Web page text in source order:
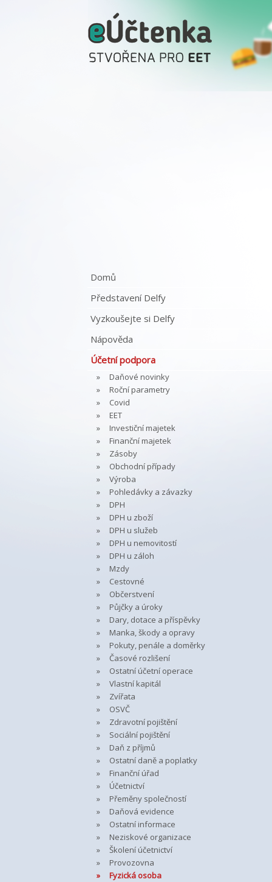
Domů
Představení Delfy
Vyzkoušejte si Delfy
Nápověda
Účetní podpora
Daňové novinky
Roční parametry
Covid
EET
Investiční majetek
Finanční majetek
Zásoby
Obchodní případy
Výroba
Pohledávky a závazky
DPH
DPH u zboží
DPH u služeb
DPH u nemovitostí
DPH u záloh
Mzdy
Cestovné
Občerstvení
Půjčky a úroky
Dary, dotace a příspěvky
Manka, škody a opravy
Pokuty, penále a doměrky
Časové rozlišení
Ostatní účetní operace
Vlastní kapitál
Zvířata
OSVČ
Zdravotní pojištění
Sociální pojištění
Daň z příjmů
Ostatní daně a poplatky
Finanční úřad
Účetnictví
Přeměny společností
Daňová evidence
Ostatní informace
Neziskové organizace
Školení účetnictví
Provozovna
Fyzická osoba